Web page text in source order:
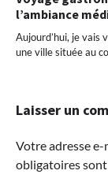
l’ambiance
Aujourd’hui, je vais
une ville située au
Laisser un
Votre adresse e-
obligatoires